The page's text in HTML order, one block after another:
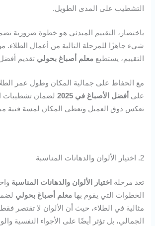
التشطيب على المدى الطويل.
باختصار، التقييم المبدئي هو خطوة ضرورية
شيء جاهزًا للمرحلة التالية من أعمال الطلاء.
التقييم، يستطيعمعلم أصباغ بحولي تقديم أفضل
مع الحفاظ على جمالية المكان وطول عمر
على أفضل الأصباغ في 2025
لضمان تشطيبات
تعكس ذوق العميل وتعطي المكان لمسة فنية
2. اختيار الألوان والدهانات المناسبة
تعد مرحلة اختيار الألوان والدهانات المناسبة
الخطوات التي يقوم بهامعلم أصباغ بحولي
مثالية في الطلاء، حيث أن الألوان لا تقتصر
الجمالي، بل تؤثر أيضًا على الأجواء النفسية